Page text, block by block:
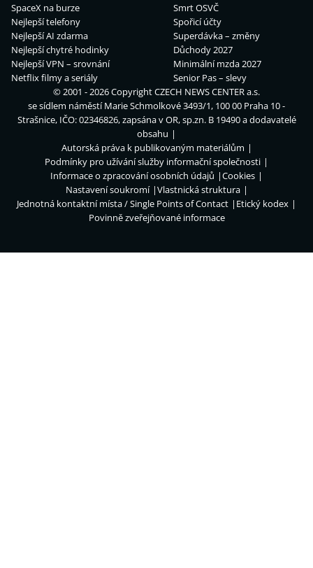
SpaceX na burze
Nejlepší telefony
Nejlepší AI zdarma
Nejlepší chytré hodinky
Nejlepší VPN – srovnání
Netflix filmy a seriály
Smrt OSVČ
Spořicí účty
Superdávka – změny
Důchody 2027
Minimální mzda 2027
Senior Pas – slevy
© 2001 - 2026 CopyrightCZECH NEWS CENTER a.s.
se sídlem náměstí Marie Schmolkové 3493/1, 100 00 Praha 10 -
Strašnice, IČO: 02346826, zapsána v OR, sp.zn. B 19490 a dodavatelé
obsahu
Autorská práva k publikovaným materiálům
Podmínky pro užívání služby informační společnosti
Informace o zpracování osobních údajů
Cookies
Nastavení soukromí
Vlastnická struktura
Jednotná kontaktní místa / Single Points of Contact
Etický kodex
Povinně zveřejňované informace